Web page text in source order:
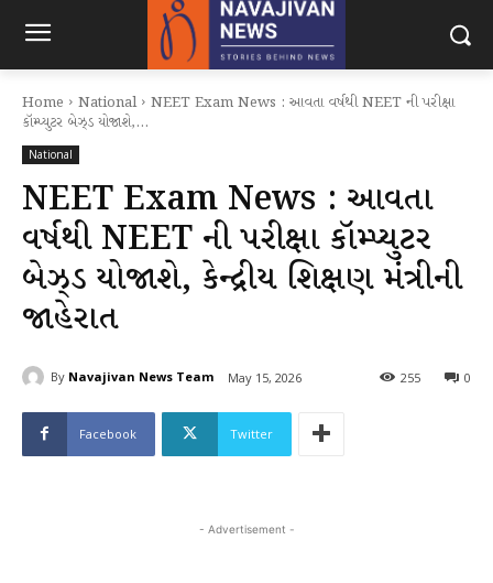
Home National
NEET Exam News : આવતા વર્ષથી NEET ની પરીક્ષા
કૉમ્પ્યુટર બેઝ્ડ યોજાશે,...
National
NEET Exam News : આવતા
વર્ષથી NEET ની પરીક્ષા કૉમ્પ્યુટર
બેઝ્ડ યોજાશે, કેન્દ્રીય શિક્ષણ મંત્રીની
જાહેરાત
By Navajivan News Team May 15, 2026 0
255
Facebook Twitter
- Advertisement -